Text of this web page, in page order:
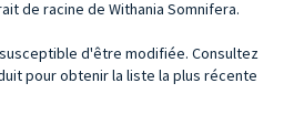
de racine de Withania Somnifera.
d'être modifiée. Consultez
pour obtenir la liste la plus récente